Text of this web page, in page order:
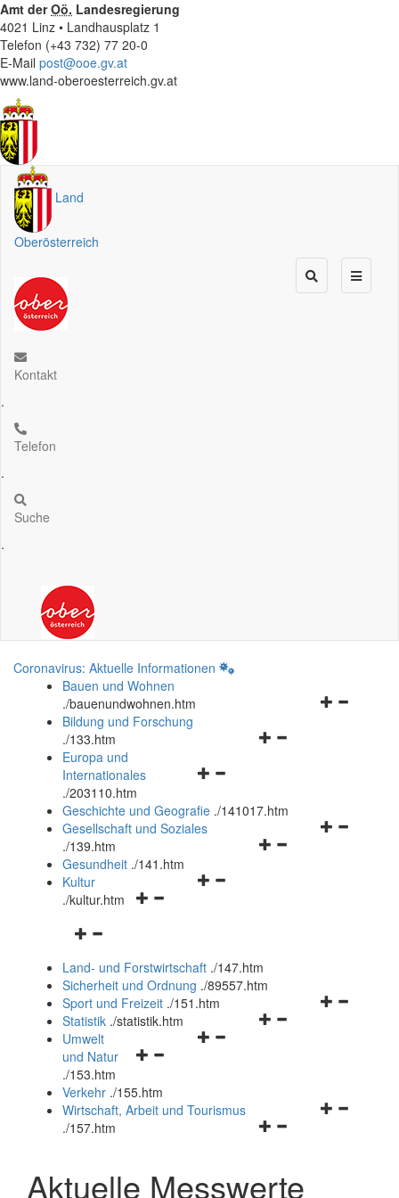
Amt derOö. Landesregierung
4021 Linz • Landhausplatz 1
Telefon (+43 732) 77 20-0
E-Mail post@ooe.gv.at
www.land-oberoesterreich.gv.at
Land
Oberösterreich
Kontakt
.
Telefon
.
Suche
.
Coronavirus: Aktuelle Informationen
Bauen und Wohnen
./bauenundwohnen.htm
Navigationsmenü
Bildung und Forschung
./133.htm
Navigationsmenü
und
schließen
Europa und
Internationales
./203110.htm
Geschichte und Geografie ./141017.htm
Navigationsmenü
Gesellschaft und Soziales
./139.htm
Navigationsmenü
Gesundheit ./141.htm
Navigationsmenü
Kultur
./kultur.htm
Navigationsmenü
und
schließen
Land- und Forstwirtschaft ./147.htm
Sicherheit und Ordnung ./89557.htm
Navigationsmenü
Sport und Freizeit ./151.htm
Navigationsmenü
Statistik ./statistik.htm
Navigationsmenü
und
schließen
Umwelt
und Natur
./153.htm
Verkehr ./155.htm
Navigationsmenü
schließen
Wirtschaft, Arbeit und Tourismus
./157.htm
Aktuelle Messwerte